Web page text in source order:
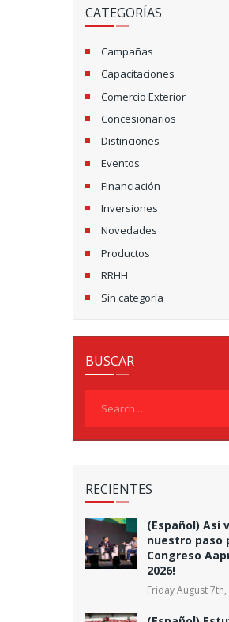
CATEGORÍAS
Campañas
Capacitaciones
Comercio Exterior
Concesionarios
Distinciones
Eventos
Financiación
Inversiones
Novedades
Productos
RRHH
Sin categoría
BUSCAR
RECIENTES
(Español) Así
nuestro paso
Congreso
2026!
Friday August